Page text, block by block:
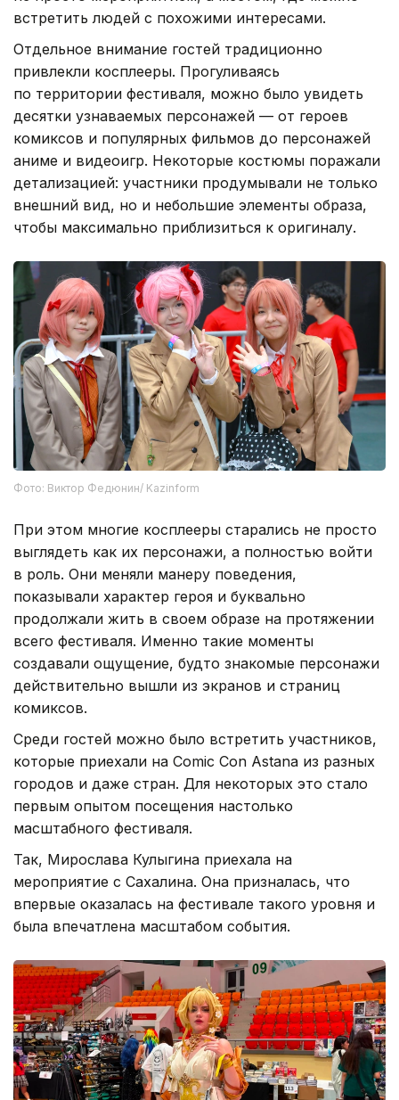
встретить людей с похожими интересами.
Отдельное внимание гостей традиционно
привлекли косплееры. Прогуливаясь
по территории фестиваля, можно было увидеть
десятки узнаваемых персонажей — от героев
комиксов и популярных фильмов до персонажей
аниме и видеоигр. Некоторые костюмы поражали
детализацией: участники продумывали не только
внешний вид, но и небольшие элементы образа,
чтобы максимально приблизиться к оригиналу.
Фото: Виктор Федюнин/ Kazinform
При этом многие косплееры старались не просто
выглядеть как их персонажи, а полностью войти
в роль. Они меняли манеру поведения,
показывали характер героя и буквально
продолжали жить в своем образе на протяжении
всего фестиваля. Именно такие моменты
создавали ощущение, будто знакомые персонажи
действительно вышли из экранов и страниц
комиксов.
Среди гостей можно было встретить участников,
которые приехали на Comic Con Astana из разных
городов и даже стран. Для некоторых это стало
первым опытом посещения настолько
масштабного фестиваля.
Так, Мирослава Кулыгина приехала на
мероприятие с Сахалина. Она призналась, что
впервые оказалась на фестивале такого уровня и
была впечатлена масштабом события.